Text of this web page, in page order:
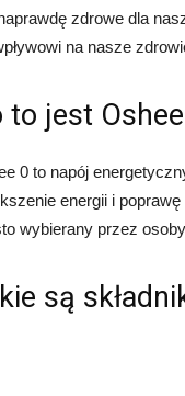
zdrowe dla
na nasze
to jest
0 to napój
energii i
wybierany przez
są